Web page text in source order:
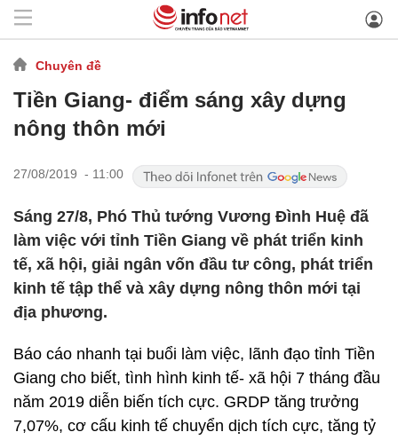
Chuyên đề
Tiền Giang- điểm sáng xây dựng
nông thôn mới
27/08/2019 - 11:00
Sáng 27/8, Phó Thủ tướng Vương Đình Huệ đã
làm việc với tỉnh Tiền Giang về phát triển kinh
tế, xã hội, giải ngân vốn đầu tư công, phát triển
kinh tế tập thể và xây dựng nông thôn mới tại
địa phương.
Báo cáo nhanh tại buổi làm việc, lãnh đạo tỉnh Tiền
Giang cho biết, tình hình kinh tế- xã hội 7 tháng đầu
năm 2019 diễn biến tích cực. GRDP tăng trưởng
7,07%, cơ cấu kinh tế chuyển dịch tích cực, tăng tỷ